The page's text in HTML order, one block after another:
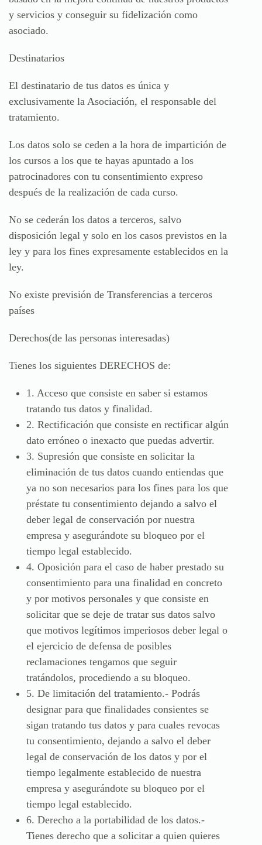
y servicios y conseguir su fidelización como
asociado.
Destinatarios
El destinatario de tus datos es única y
exclusivamente la Asociación, el responsable del
tratamiento.
Los datos solo se ceden a la hora de impartición de
los cursos a los que te hayas apuntado a los
patrocinadores con tu consentimiento expreso
después de la realización de cada curso.
No se cederán los datos a terceros, salvo
disposición legal y solo en los casos previstos en la
ley y para los fines expresamente establecidos en la
ley.
No existe previsión de Transferencias a terceros
países
Derechos(de las personas interesadas)
Tienes los siguientes DERECHOS de:
1. Acceso que consiste en saber si estamos
tratando tus datos y finalidad.
2. Rectificación que consiste en rectificar algún
dato erróneo o inexacto que puedas advertir.
3. Supresión que consiste en solicitar la
eliminación de tus datos cuando entiendas que
ya no son necesarios para los fines para los que
préstate tu consentimiento dejando a salvo el
deber legal de conservación por nuestra
empresa y asegurándote su bloqueo por el
tiempo legal establecido.
4. Oposición para el caso de haber prestado su
consentimiento para una finalidad en concreto
y por motivos personales y que consiste en
solicitar que se deje de tratar sus datos salvo
que motivos legítimos imperiosos deber legal o
el ejercicio de defensa de posibles
reclamaciones tengamos que seguir
tratándolos, procediendo a su bloqueo.
5. De limitación del tratamiento.- Podrás
designar para que finalidades consientes se
sigan tratando tus datos y para cuales revocas
tu consentimiento, dejando a salvo el deber
legal de conservación de los datos y por el
tiempo legalmente establecido de nuestra
empresa y asegurándote su bloqueo por el
tiempo legal establecido.
6. Derecho a la portabilidad de los datos.-
Tienes derecho que a solicitar a quien quieres